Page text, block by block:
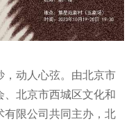
，动人心弦。由北京市
北京市西城区文化和
有限公司共同主办，北